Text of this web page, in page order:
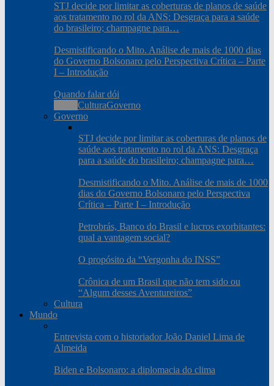
STJ decide por limitar as coberturas de planos de saúde
aos tratamento no rol da ANS: Desgraça para a saúde
do brasileiro; champagne para…
Desmistificando o Mito. Análise de mais de 1000 dias
do Governo Bolsonaro pelo Perspectiva Crítica – Parte
I – Introdução
Quando falar dói
CulturaGoverno
Governo
STJ decide por limitar as coberturas de planos de
saúde aos tratamento no rol da ANS: Desgraça
para a saúde do brasileiro; champagne para…
Desmistificando o Mito. Análise de mais de 1000
dias do Governo Bolsonaro pelo Perspectiva
Crítica – Parte I – Introdução
Petrobrás, Banco do Brasil e lucros exorbitantes:
qual a vantagem social?
O propósito da “Vergonha do INSS”
Crônica de um Brasil que não tem sido ou
“Algum desses Aventureiros”
Cultura
Mundo
Entrevista com o historiador João Daniel Lima de
Almeida
Biden e Bolsonaro: a diplomacia do clima